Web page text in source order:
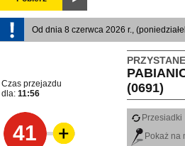
Od dnia 8 czerwca 2026 r.,
(0691)
Czas przejazdu
dla: 11:56
41
Przesiadki
Pokaż na